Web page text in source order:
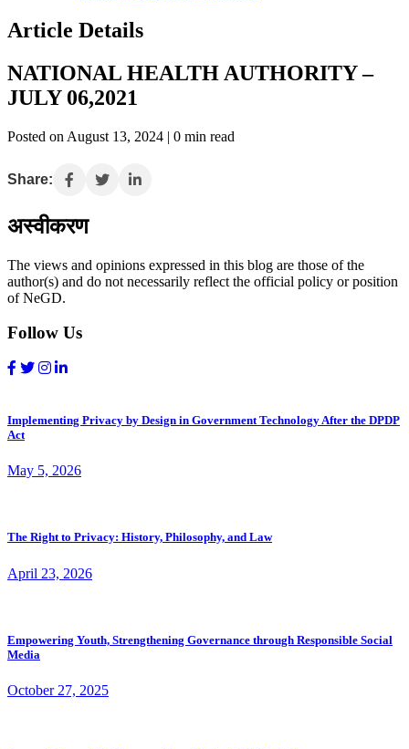
Article Details
NATIONAL HEALTH AUTHORITY –
JULY 06,2021
Posted on August 13, 2024 | 0 min read
Share:
अस्वीकरण
The views and opinions expressed in this blog are those of the
author(s) and do not necessarily reflect the official policy or position
of NeGD.
Follow Us
Implementing Privacy by Design in Government Technology After the DPDP
Act
May 5, 2026
The Right to Privacy: History, Philosophy, and Law
April 23, 2026
Empowering Youth, Strengthening Governance through Responsible Social
Media
October 27, 2025